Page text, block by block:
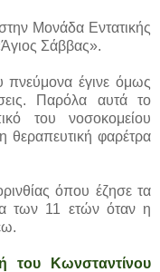
Μονάδα Εντατικής
Σάββας».
πνεύμονα έγινε όμως
Παρόλα αυτά το
του νοσοκομείου
θεραπευτική φαρέτρα
όπου έζησε τα
των 11 ετών όταν η
του Κωνσταντίνου